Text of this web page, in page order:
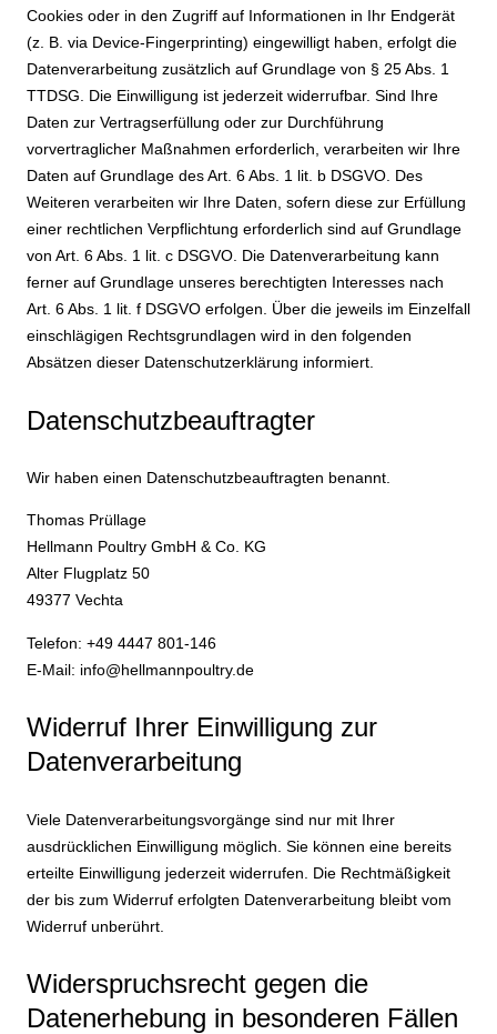
Cookies oder in den Zugriff auf Informationen in Ihr Endgerät
(z. B. via Device-Fingerprinting) eingewilligt haben, erfolgt die
Datenverarbeitung zusätzlich auf Grundlage von § 25 Abs. 1
TTDSG. Die Einwilligung ist jederzeit widerrufbar. Sind Ihre
Daten zur Vertragserfüllung oder zur Durchführung
vorvertraglicher Maßnahmen erforderlich, verarbeiten wir Ihre
Daten auf Grundlage des Art. 6 Abs. 1 lit. b DSGVO. Des
Weiteren verarbeiten wir Ihre Daten, sofern diese zur Erfüllung
einer rechtlichen Verpflichtung erforderlich sind auf Grundlage
von Art. 6 Abs. 1 lit. c DSGVO. Die Datenverarbeitung kann
ferner auf Grundlage unseres berechtigten Interesses nach
Art. 6 Abs. 1 lit. f DSGVO erfolgen. Über die jeweils im Einzelfall
einschlägigen Rechtsgrundlagen wird in den folgenden
Absätzen dieser Datenschutzerklärung informiert.
Datenschutz­beauftragter
Wir haben einen Datenschutzbeauftragten benannt.
Thomas Prüllage
Hellmann Poultry GmbH & Co. KG
Alter Flugplatz 50
49377 Vechta
Telefon: +49 4447 801-146
E-Mail: info@hellmannpoultry.de
Widerruf Ihrer Einwilligung zur
Datenverarbeitung
Viele Datenverarbeitungsvorgänge sind nur mit Ihrer
ausdrücklichen Einwilligung möglich. Sie können eine bereits
erteilte Einwilligung jederzeit widerrufen. Die Rechtmäßigkeit
der bis zum Widerruf erfolgten Datenverarbeitung bleibt vom
Widerruf unberührt.
Widerspruchsrecht gegen die
Datenerhebung in besonderen Fällen